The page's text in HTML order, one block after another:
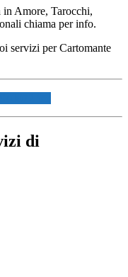
in Amore, Tarocchi,
chiama per info.
di